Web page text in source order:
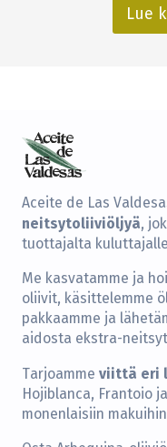
Lue
Aceite de Las
neitsytoliiviöljyä,
tuottajalta
Me kasvatamme ja
oliivit, käsittelemme
pakkaamme ja
aidosta ekstra-
Tarjoamme viittä eri
Hojiblanca, Frantoio
monenlaisiin